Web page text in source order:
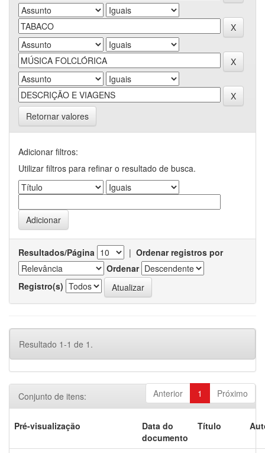
Retornar valores
Adicionar filtros:
Utilizar filtros para refinar o resultado de busca.
Resultados/Página | Ordenar registros por
Ordenar
Registro(s)
Resultado 1-1 de 1.
Anterior 1 Próximo
Conjunto de itens:
Pré-visualização
Data do
documento
Título